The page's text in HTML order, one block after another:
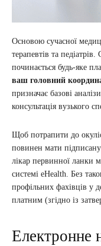
Основою сучасної
терапевтів та
починається будь-яке
ваш головний
призначає базові
консультація вузького
Щоб потрапити до
повинен мати
лікар первинної ланки
системі eHealth. Без
профільних фахівців у
платним (згідно із
Електронне